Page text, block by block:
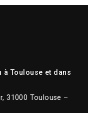
Toulouse et dans
31000 Toulouse –